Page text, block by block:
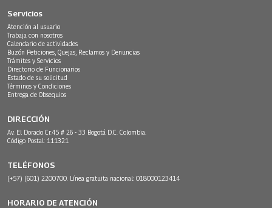
Servicios
Atención al usuario
Trabaja con nosotros
Calendario de actividades
Buzón Peticiones, Quejas, Reclamos y Denuncias
Trámites y Servicios
Directorio de Funcionarios
Estado de su solicitud
Términos y Condiciones
Entrega de Obsequios
DIRECCIÓN
Av. El Dorado Cr.45 # 26 - 33 Bogotá D.C. Colombia.
Código Postal: 111321
TELÉFONOS
(+57) (601) 2200700. Línea gratuita nacional: 018000123414
HORARIO DE ATENCIÓN